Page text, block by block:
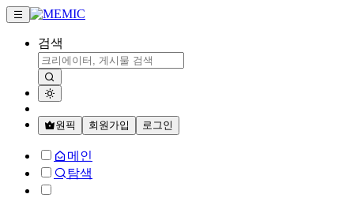
검색
원픽 회원가입 로그인
메인
탐색